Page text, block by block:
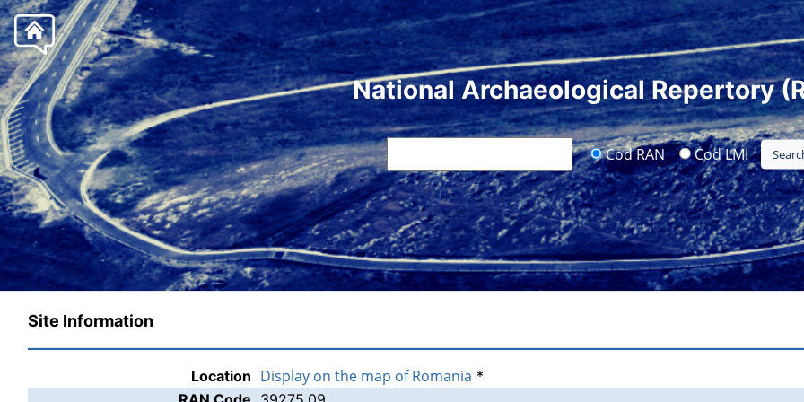
National Archaeological Repertory
Cod RAN Cod LMI
Site Information
Location Display on the map of Romania *